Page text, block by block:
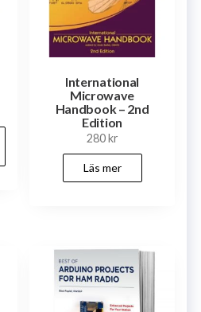
International
Microwave
Handbook – 2nd
Edition
280kr
Läs mer